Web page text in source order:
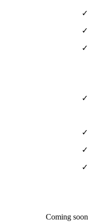
✓
✓
✓
✓
✓
✓
✓
Coming soon